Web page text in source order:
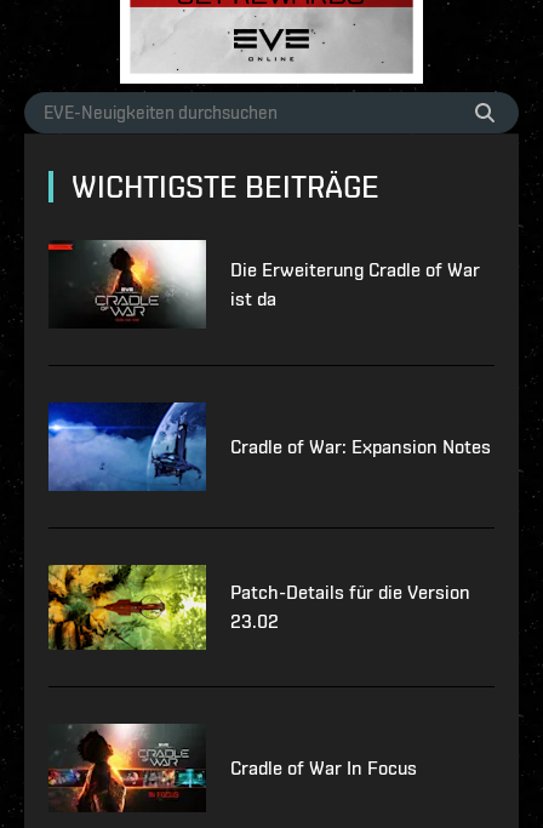
WICHTIGSTE BEITRÄGE
Die Erweiterung Cradle of War
ist da
Cradle of War: Expansion Notes
Patch-Details für die Version
23.02
Cradle of War In Focus